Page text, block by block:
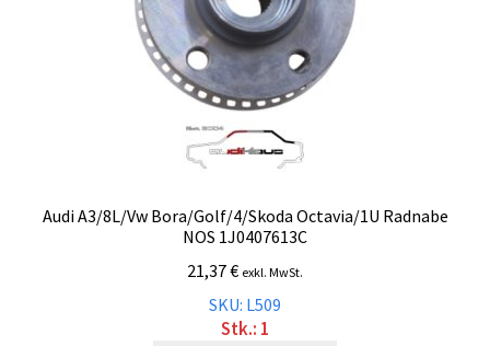
Audi A3/8L/Vw Bora/Golf/4/Skoda Octavia/1U Radnabe
NOS 1J0407613C
21,37€ exkl. MwSt.
SKU: L509
Stk.: 1